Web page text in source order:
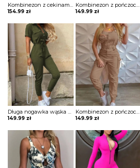
Kombinezon z cekinami zapinany na zamek i wiązany w talii Assel
154.99 zł
Kombinezon z pończochami w stylu kieszonkowym Kyunghee
149.99 zł
Długa nogawka wąska krótki rękaw dekolt V kołnierzyk ściągacz casual kieszenie kombinezon Insken
149.99 zł
Kombinezon z pończochami w stylu kieszonkowym Kyunghee
149.99 zł